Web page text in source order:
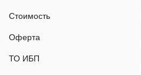
Стоимость
Оферта
ТО ИБП